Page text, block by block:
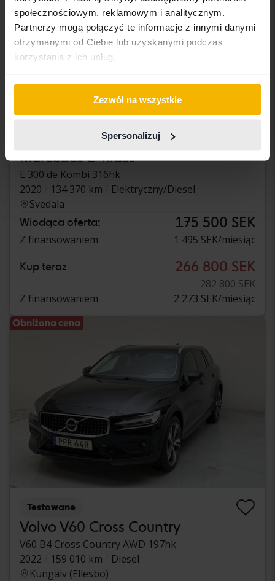
społecznościowym, reklamowym i analitycznym.
Partnerzy mogą połączyć te informacje z innymi danymi
otrzymanymi od Ciebie lub uzyskanymi podczas
korzystania z ich usług.
Zezwól na wszystkie
Spersonalizuj
Mercedes E-Klass
E 300 de Kombi 316hk
2020
134 370 km
Elektryczny/Diesel
Svedala
Wiodąca oferta: 175 500 SEK
Z finansowaniem 1 495 SEK/miesiąc
Kup teraz 266 800 SEK
282 800 SEK
Z finansowaniem
2 273 SEK/miesiąc
Obniżona cena
Testowane
Volvo V60 Cross Country
V60 B4 Cross Country AWD 197hk
2022
159 010 km
Diesel
Kungälv (Ellesbo)